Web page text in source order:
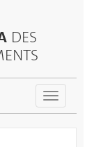
DES
Toggle